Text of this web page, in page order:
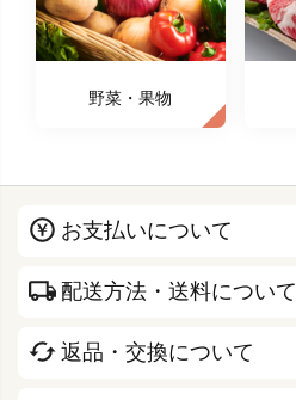
野菜・果物
お支払いについて
配送方法・送料について
返品・交換について